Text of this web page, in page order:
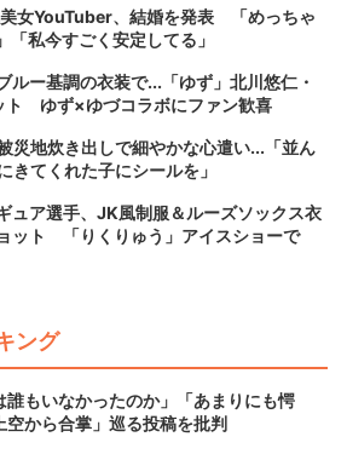
女YouTuber、結婚を発表 「めっちゃ
「私今すごく安定してる」
ルー基調の衣装で...「ゆず」北川悠仁・
ト ゆず×ゆづコラボにファン歓喜
災地炊き出しで細やかな心遣い...「並ん
きてくれた子にシールを」
ュア選手、JK風制服＆ルーズソックス衣
ット 「りくりゅう」アイスショーで
ング
誰もいなかったのか」「あまりにも愕
から合掌」巡る投稿を批判